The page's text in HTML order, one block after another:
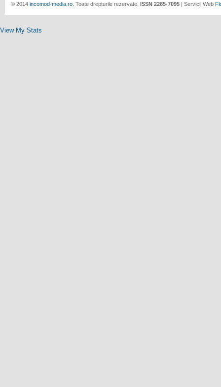
© 2014incomod-media.ro. Toate drepturile rezervate. ISSN 2285-7095| Servicii Web
View My Stats